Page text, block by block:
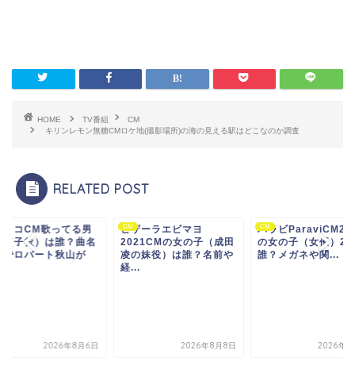
HOME TV番組
CM
キリンレモン無糖CMロケ地(撮影場所)の海の見える駅はどこなのか調査
RELATED POST
リコCM歌ってる男
（子役）は誰？曲名
でロバート秋山が
2026年8月6日
CM
ピザーラエビマヨ
2021CMの女の子（成田
凌の妹役）は誰？名前や
経...
2026年8月8日
CM
パラビ
の女の子（女優）2
誰？メガネや関...
2026年8